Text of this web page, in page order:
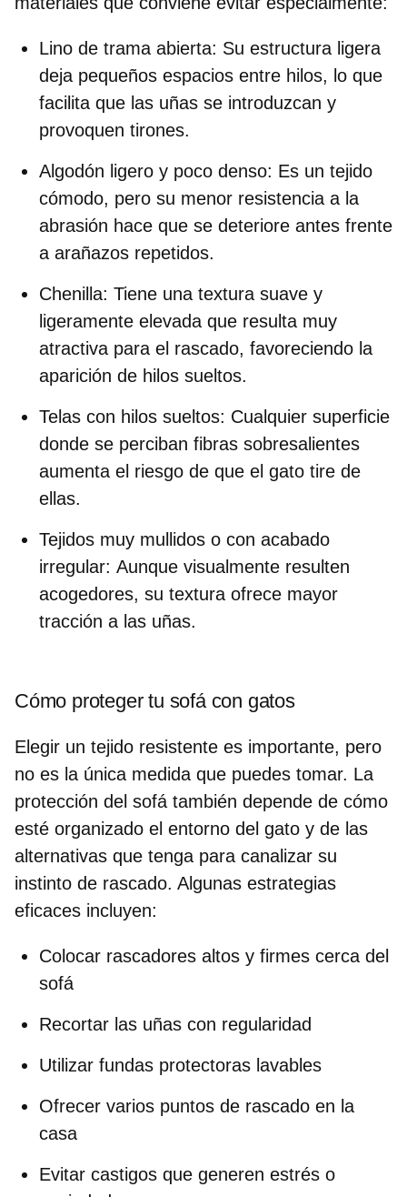
Lino de trama abierta: Su estructura ligera
deja pequeños espacios entre hilos, lo que
facilita que las uñas se introduzcan y
provoquen tirones.
Algodón ligero y poco denso: Es un tejido
cómodo, pero su menor resistencia a la
abrasión hace que se deteriore antes frente
a arañazos repetidos.
Chenilla: Tiene una textura suave y
ligeramente elevada que resulta muy
atractiva para el rascado, favoreciendo la
aparición de hilos sueltos.
Telas con hilos sueltos: Cualquier superficie
donde se perciban fibras sobresalientes
aumenta el riesgo de que el gato tire de
ellas.
Tejidos muy mullidos o con acabado
irregular: Aunque visualmente resulten
acogedores, su textura ofrece mayor
tracción a las uñas.
Cómo proteger tu sofá con gatos
Elegir un tejido resistente es importante, pero
no es la única medida que puedes tomar. La
protección del sofá también depende de cómo
esté organizado el entorno del gato y de las
alternativas que tenga para canalizar su
instinto de rascado. Algunas estrategias
eficaces incluyen:
Colocar rascadores altos y firmes cerca del
sofá
Recortar las uñas con regularidad
Utilizar fundas protectoras lavables
Ofrecer varios puntos de rascado en la
casa
Evitar castigos que generen estrés o